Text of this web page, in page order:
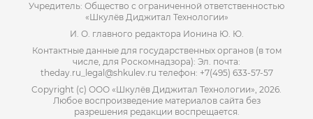
Учредитель: Общество с ограниченной ответственностью
«Шкулёв Диджитал Технологии»
И. О. главного редактора Ионина Ю. Ю.
Контактные данные для государственных органов (в том
числе, для Роскомнадзора): Эл. почта:
theday.ru_legal@shkulev.ru телефон: +7(495) 633-57-57
Copyright (с) ООО «Шкулёв Диджитал Технологии», 2026.
Любое воспроизведение материалов сайта без
разрешения редакции воспрещается.